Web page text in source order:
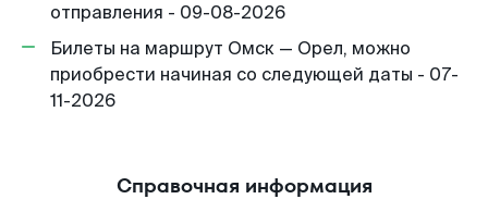
отправления - 09-08-2026
Билеты на маршрут Омск — Орел, можно
приобрести начиная со следующей даты - 07-
11-2026
Справочная информация